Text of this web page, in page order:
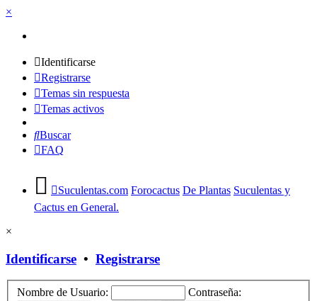
×
Identificarse
Registrarse
Temas sin respuesta
Temas activos
Buscar
FAQ
Suculentas.com Forocactus De Plantas Suculentas y
Cactus en General.
×
Identificarse • Registrarse
Nombre de Usuario:
Contraseña: